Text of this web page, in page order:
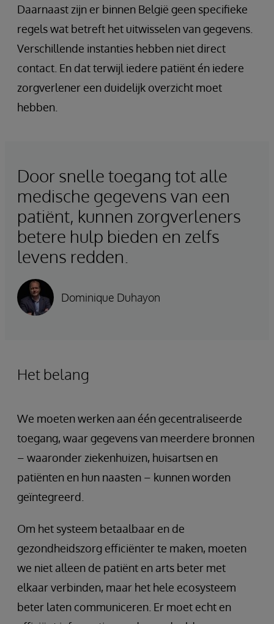
Daarnaast zijn er binnen België geen specifieke
regels wat betreft het uitwisselen van gegevens.
Verschillende instanties hebben niet direct
contact. En dat terwijl iedere patiënt én iedere
zorgverlener een duidelijk overzicht moet
hebben.
Door snelle toegang tot alle
medische gegevens van een
patiënt, kunnen zorgverleners
betere hulp bieden en zelfs
levens redden.
Dominique Duhayon
Het belang
We moeten werken aan één gecentraliseerde
toegang, waar gegevens van meerdere bronnen
– waaronder ziekenhuizen, huisartsen en
patiënten en hun naasten – kunnen worden
geïntegreerd.
Om het systeem betaalbaar en de
gezondheidszorg efficiënter te maken, moeten
we niet alleen de patiënt en arts beter met
elkaar verbinden, maar het hele ecosysteem
beter laten communiceren. Er moet echt en